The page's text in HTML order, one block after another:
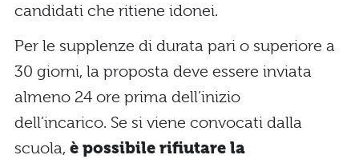
candidati che ritiene idonei.
Per le supplenze di durata pari o superiore a
30 giorni, la proposta deve essere inviata
almeno 24 ore prima dell’inizio
dell’incarico. Se si viene convocati dalla
scuola, è possibile rifiutare la